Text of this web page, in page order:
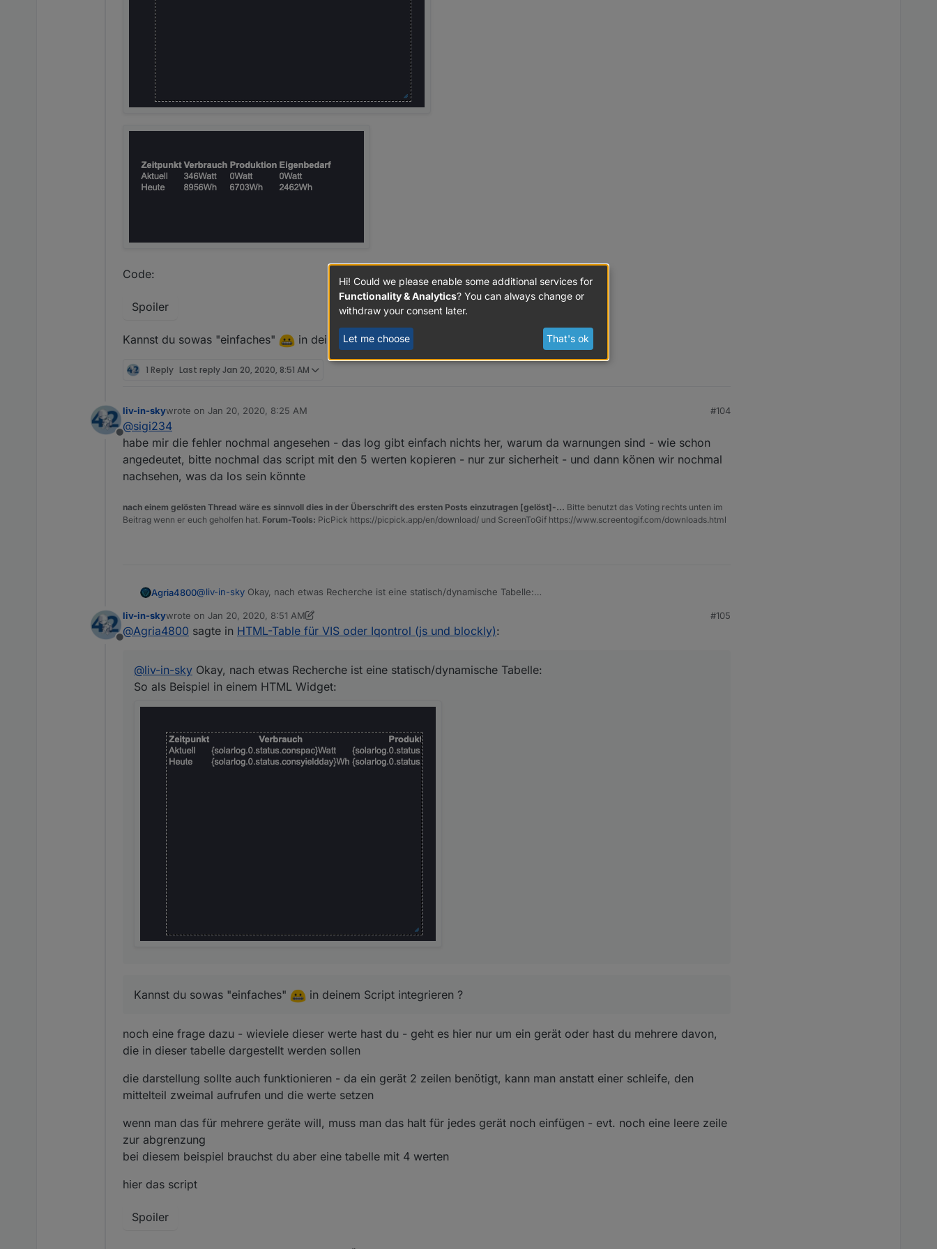
Code:
Spoiler
Kannst du sowas "einfaches" in deinem Script integrieren ?
1 Reply Last replyJan 20, 2020, 8:51 AM
Offline
liv-in-skywrote on Jan 20, 2020, 8:25 AM
last edited by
#104
@sigi234
habe mir die fehler nochmal angesehen - das log gibt einfach nichts her, warum da warnungen sind - wie schon
angedeutet, bitte nochmal das script mit den 5 werten kopieren - nur zur sicherheit - und dann könen wir nochmal
nachsehen, was da los sein könnte
nach einem gelösten Thread wäre es sinnvoll dies in der Überschrift des ersten Posts einzutragen [gelöst]-... Bitte benutzt das Voting rechts unten im
Beitrag wenn er euch geholfen hat. Forum-Tools: PicPick https://picpick.app/en/download/ und ScreenToGif https://www.screentogif.com/downloads.html
Agria4800@liv-in-sky Okay, nach etwas Recherche ist eine statisch/dynamische Tabelle:
Code:
Kannst du sowas "einfaches"
Offline
liv-in-skywrote on Jan 20, 2020, 8:51 AM
last edited by liv-in-sky Jan 20, 2020, 10:16 AM
#105
@Agria4800 sagte in HTML-Table für VIS oder Iqontrol (js und blockly):
@liv-in-sky Okay, nach etwas Recherche ist eine statisch/dynamische Tabelle:
So als Beispiel in einem HTML Widget:
Kannst du sowas "einfaches" in deinem Script integrieren ?
noch eine frage dazu - wieviele dieser werte hast du - geht es hier nur um ein gerät oder hast du mehrere davon,
die in dieser tabelle dargestellt werden sollen
die darstellung sollte auch funktionieren - da ein gerät 2 zeilen benötigt, kann man anstatt einer schleife, den
mittelteil zweimal aufrufen und die werte setzen
wenn man das für mehrere geräte will, muss man das halt für jedes gerät noch einfügen - evt. noch eine leere zeile
zur abgrenzung
bei diesem beispiel brauchst du aber eine tabelle mit 4 werten
hier das script
Spoiler
Hi! Could we please enable some additional services for
Functionality & Analytics? You can always change or
withdraw your consent later.
Let me choose That's ok